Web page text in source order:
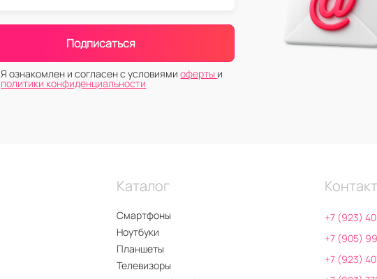
Подписаться
Я ознакомлен и согласен с условиямиоферты и
политики конфиденциальности
Каталог
Смартфоны
Ноутбуки
Планшеты
Телевизоры
+7 (923)
+7 (905)
+7 (923)